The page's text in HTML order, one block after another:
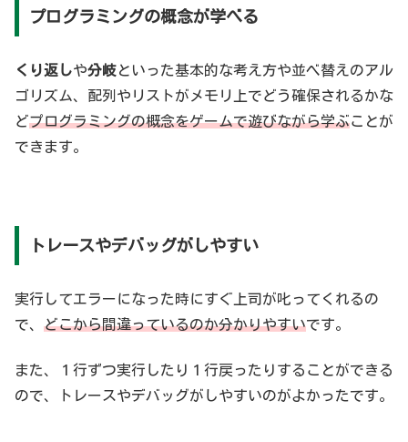
プログラミングの概念が学べる
くり返しや分岐といった基本的な考え方や並べ替えのアル
ゴリズム、配列やリストがメモリ上でどう確保されるかな
どプログラミングの概念をゲームで遊びながら学ぶことが
できます。
トレースやデバッグがしやすい
実行してエラーになった時にすぐ上司が叱ってくれるの
で、 どこから間違っているのか分かりやすいです。
また、１行ずつ実行したり１行戻ったりすることができる
ので、トレースやデバッグがしやすいのがよかったです。